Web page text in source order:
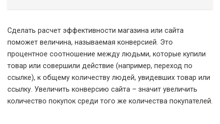
Сделать расчет эффективности магазина или сайта
поможет величина, называемая конверсией. Это
процентное соотношение между людьми, которые купили
товар или совершили действие (например, переход по
ссылке), к общему количеству людей, увидевших товар или
ссылку. Увеличить конверсию сайта – значит увеличить
количество покупок среди того же количества покупателей.